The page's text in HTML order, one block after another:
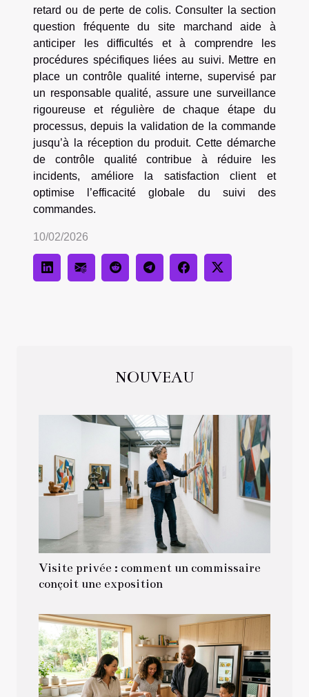
retard ou de perte de colis. Consulter la section
question fréquente du site marchand aide à
anticiper les difficultés et à comprendre les
procédures spécifiques liées au suivi. Mettre en
place un contrôle qualité interne, supervisé par
un responsable qualité, assure une surveillance
rigoureuse et régulière de chaque étape du
processus, depuis la validation de la commande
jusqu’à la réception du produit. Cette démarche
de contrôle qualité contribue à réduire les
incidents, améliore la satisfaction client et
optimise l’efficacité globale du suivi des
commandes.
10/02/2026
NOUVEAU
Visite privée : comment un commissaire
conçoit une exposition